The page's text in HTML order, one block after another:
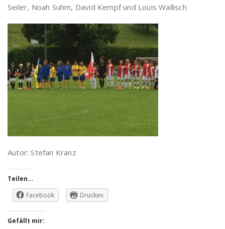
Seiler, Noah Suhm, David Kempf und Louis Wallisch
Autor: Stefan Kranz
Teilen...
Facebook
Drucken
Gefällt mir: